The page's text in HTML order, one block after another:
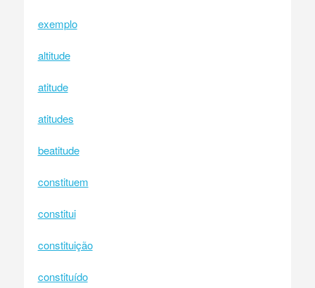
exemplo
altitude
atitude
atitudes
beatitude
constituem
constitui
constituição
constituído